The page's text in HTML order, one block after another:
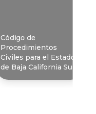
Código de
Procedimientos
Civiles para el Estado
de Baja California Sur